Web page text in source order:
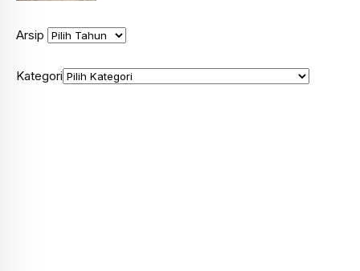
Arsip
Kategori